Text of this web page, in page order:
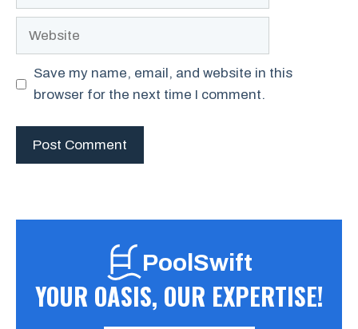
Website
Save my name, email, and website in this
browser for the next time I comment.
PoolSwift
YOUR OASIS, OUR EXPERTISE!